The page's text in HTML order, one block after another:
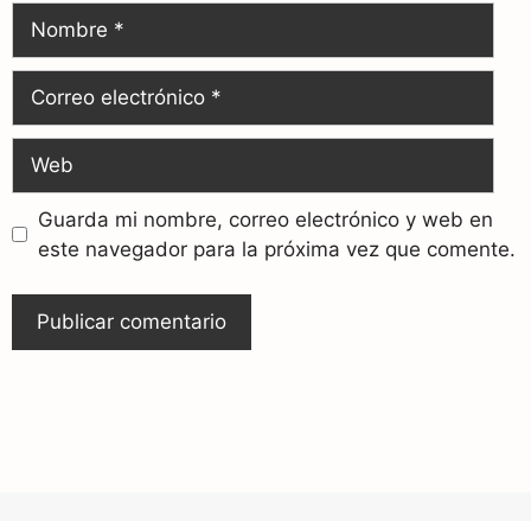
Guarda mi nombre, correo electrónico y web en
este navegador para la próxima vez que comente.